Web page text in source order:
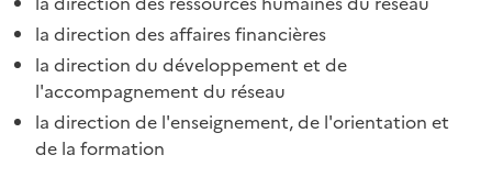
la direction des affaires financières
la direction du développement et de
l'accompagnement du réseau
la direction de l'enseignement, de l'orientation et
de la formation